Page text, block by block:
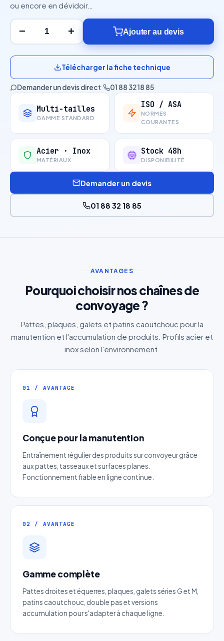
ou encore en dévidoir…
− + Ajouter au devis
Télécharger la fiche technique
Demander un devis direct· 01 88 32 18 85
Multi-tailles
GAMME STANDARD
ISO / ASA
NORMES
COURANTES
Acier · Inox
MATÉRIAUX
Stock 48h
DISPONIBILITÉ
Demander un devis
01 88 32 18 85
AVANTAGES
Pourquoi choisir nos chaînes de
convoyage ?
Pattes, plaques, galets et patins caoutchouc pour la
manutention et l'accumulation de produits. Profils acier et
inox selon l'environnement.
01 / AVANTAGE
Conçue pour la manutention
Entraînement régulier des produits sur convoyeur grâce
aux pattes, tasseaux et surfaces planes.
Fonctionnement fiable en ligne continue.
02 / AVANTAGE
Gamme complète
Pattes droites et équerres, plaques, galets séries G et M,
patins caoutchouc, double pas et versions
accumulation pour s'adapter à chaque ligne.
Devis Chaine double pas à axes
Entreprise